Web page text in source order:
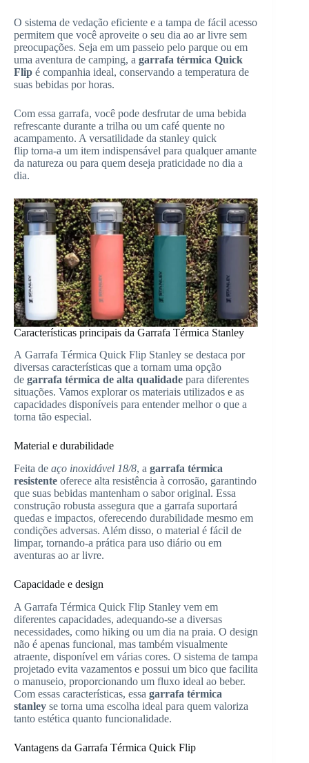
O sistema de vedação eficiente e a tampa de fácil acesso
permitem que você aproveite o seu dia ao ar livre sem
preocupações. Seja em um passeio pelo parque ou em
uma aventura de camping, a garrafa térmica Quick
Flip é companhia ideal, conservando a temperatura de
suas bebidas por horas.
Com essa garrafa, você pode desfrutar de uma bebida
refrescante durante a trilha ou um café quente no
acampamento. A versatilidade da stanley quick
flip torna-a um item indispensável para qualquer amante
da natureza ou para quem deseja praticidade no dia a
dia.
Características principais da Garrafa Térmica Stanley
A Garrafa Térmica Quick Flip Stanley se destaca por
diversas características que a tornam uma opção
de garrafa térmica de alta qualidade para diferentes
situações. Vamos explorar os materiais utilizados e as
capacidades disponíveis para entender melhor o que a
torna tão especial.
Material e durabilidade
Feita de aço inoxidável 18/8, a garrafa térmica
resistente oferece alta resistência à corrosão, garantindo
que suas bebidas mantenham o sabor original. Essa
construção robusta assegura que a garrafa suportará
quedas e impactos, oferecendo durabilidade mesmo em
condições adversas. Além disso, o material é fácil de
limpar, tornando-a prática para uso diário ou em
aventuras ao ar livre.
Capacidade e design
A Garrafa Térmica Quick Flip Stanley vem em
diferentes capacidades, adequando-se a diversas
necessidades, como hiking ou um dia na praia. O design
não é apenas funcional, mas também visualmente
atraente, disponível em várias cores. O sistema de tampa
projetado evita vazamentos e possui um bico que facilita
o manuseio, proporcionando um fluxo ideal ao beber.
Com essas características, essa garrafa térmica
stanley se torna uma escolha ideal para quem valoriza
tanto estética quanto funcionalidade.
Vantagens da Garrafa Térmica Quick Flip